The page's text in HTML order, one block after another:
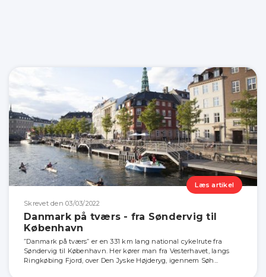
Læs artikel
Skrevet den 03/03/2022
Danmark på tværs - fra Søndervig til
København
”Danmark på tværs” er en 331 km lang national cykelrute fra
Søndervig til København. Her kører man fra Vesterhavet, langs
Ringkøbing Fjord, over Den Jyske Højderyg, igennem Søh...